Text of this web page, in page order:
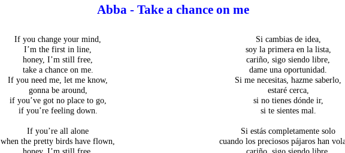
Abba - Take a chance on me
If you change your mind,
I’m the first in line,
honey, I’m still free,
take a chance on me.
If you need me, let me know,
gonna be around,
if you’ve got no place to go,
if you’re feeling down.
If you’re all alone
when the pretty birds have flown,
Si cambias de idea,
soy la primera en la lista,
cariño, sigo siendo libre,
dame una oportunidad.
Si me necesitas, hazme saberlo,
estaré cerca,
si no tienes dónde ir,
si te sientes mal.
Si estás completamente solo
cuando los preciosos pájaros han